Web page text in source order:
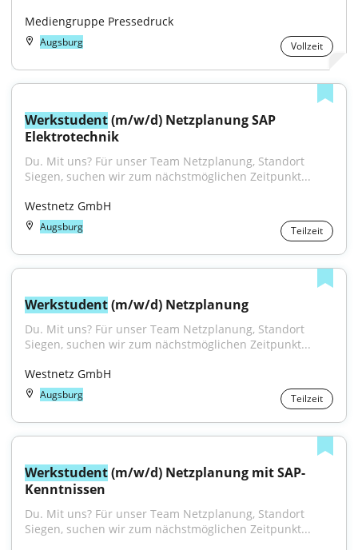
Mediengruppe Pressedruck
Augsburg Vollzeit
Werkstudent (m/w/d) Netzplanung SAP
Elektrotechnik
Du. Mit uns? Für unser Team Netzplanung, Standort
Siegen, suchen wir zum nächstmöglichen Zeitpunkt...
Westnetz GmbH
Augsburg Teilzeit
Werkstudent (m/w/d) Netzplanung
Du. Mit uns? Für unser Team Netzplanung, Standort
Siegen, suchen wir zum nächstmöglichen Zeitpunkt...
Westnetz GmbH
Augsburg Teilzeit
Werkstudent (m/w/d) Netzplanung mit SAP-
Kenntnissen
Du. Mit uns? Für unser Team Netzplanung, Standort
Siegen, suchen wir zum nächstmöglichen Zeitpunkt...